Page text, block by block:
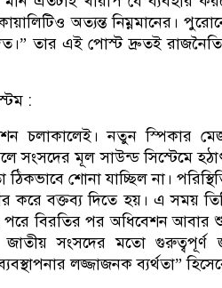
অত্যন্ত নিম্নমানের।
তার এই পোস্ট দ্রুতই
:
চলাকালেই। নতুন স্পিকার
মূল সাউন্ড সিস্টেমে হঠাৎ
শোনা যাচ্ছিল না।
করে বক্তব্য দিতে হয়। এ সময়
বিরতির পর অধিবেশন আবার
জাতীয় সংসদের মতো গুরুত্বপূর্ণ
লজ্জাজনক ব্যর্থতা”